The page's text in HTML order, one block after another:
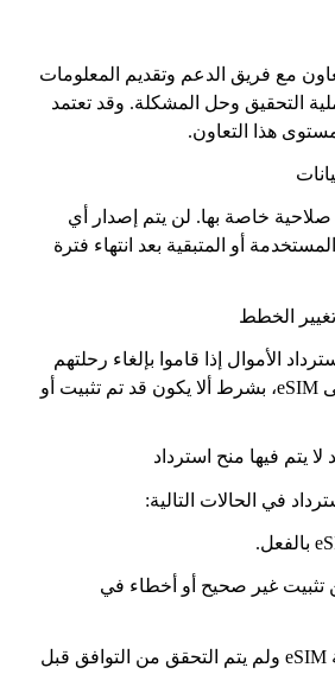
مع فريق الدعم وتقديم المعلومات
التحقيق وحل المشكلة. وقد تعتمد
هذا التعاون.
صلاحية خاصة بها. لن يتم إصدار أي
أو المتبقية بعد انتهاء فترة
الأموال إذا قاموا بإلغاء رحلتهم
أو لم يعودوا بحاجة إلى eSIM، بشرط ألا يكون قد تم تثبيت أو
لا يتم فيها منح استرداد
في الحالات التالية:
تثبيت غير صحيح أو أخطاء في
الجهاز لا يدعم وظيفة eSIM ولم يتم التحقق من التوافق قبل